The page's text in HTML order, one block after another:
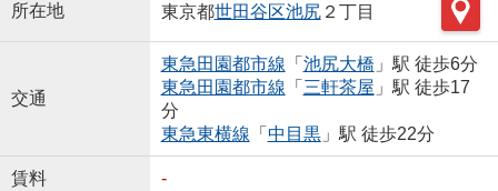
所在地 東京都世田谷区池尻２丁目
交通
東急田園都市線 「 池尻大橋 」駅 徒歩6分
東急田園都市線 「 三軒茶屋 」駅 徒歩17
分
東急東横線 「 中目黒」駅 徒歩22分
賃料 -